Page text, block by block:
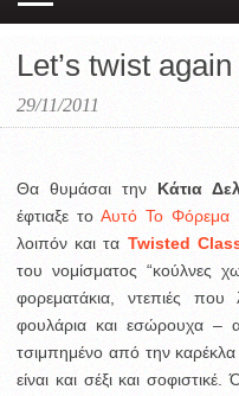
Let’s twist again
29/11/2011
Θα θυμάσαι την Κάτια
έφτιαξε τοΑυτό Το Φόρεμα
λοιπόν και τα Twisted
του νομίσματος “κούλνες
φορεματάκια, ντεπιές
φουλάρια και εσώρουχα –
τσιμπημένο από την
είναι και σέξι και